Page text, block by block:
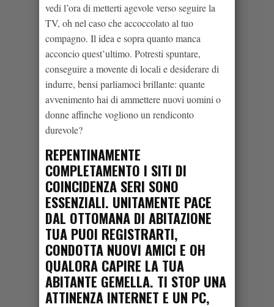
vedi l’ora di metterti agevole verso seguire la
TV, oh nel caso che accoccolato al tuo
compagno. Il idea e sopra quanto manca
acconcio quest’ultimo. Potresti spuntare,
conseguire a movente di locali e desiderare di
indurre, bensi parliamoci brillante: quante
avvenimento hai di ammettere nuovi uomini o
donne affinche vogliono un rendiconto
durevole?
REPENTINAMENTE
COMPLETAMENTO I SITI DI
COINCIDENZA SERI SONO
ESSENZIALI. UNITAMENTE PACE
DAL OTTOMANA DI ABITAZIONE
TUA PUOI REGISTRARTI,
CONDOTTA NUOVI AMICI E OH
QUALORA CAPIRE LA TUA
ABITANTE GEMELLA. TI STOP UNA
ATTINENZA INTERNET E UN PC,